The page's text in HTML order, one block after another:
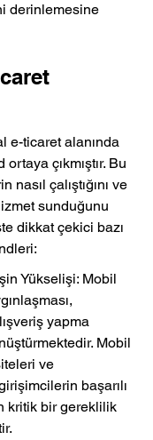
derinlemesine
e-ticaret alanında
çıkmıştır. Bu
nasıl çalıştığını ve
sunduğunu
dikkat çekici bazı
Yükselişi: Mobil
yapma
Mobil
ve
başarılı
kritik bir gereklilik